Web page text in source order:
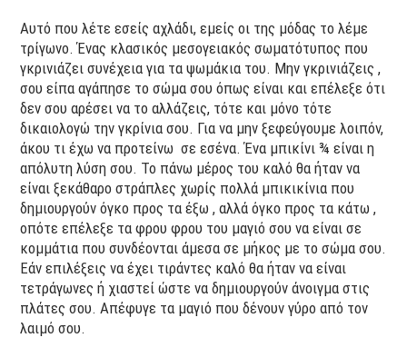
Αυτό που λέτε εσείς αχλάδι, εμείς οι της μόδας το λέμε
τρίγωνο. Ένας κλασικός μεσογειακός σωματότυπος που
γκρινιάζει συνέχεια για τα ψωμάκια του. Μην γκρινιάζεις ,
σου είπα αγάπησε το σώμα σου όπως είναι και επέλεξε ότι
δεν σου αρέσει να το αλλάζεις, τότε και μόνο τότε
δικαιολογώ την γκρίνια σου. Για να μην ξεφεύγουμε λοιπόν,
άκου τι έχω να προτείνω σε εσένα. Ένα μπικίνι ¾ είναι η
απόλυτη λύση σου. Το πάνω μέρος του καλό θα ήταν να
είναι ξεκάθαρο στράπλες χωρίς πολλά μπικικίνια που
δημιουργούν όγκο προς τα έξω , αλλά όγκο προς τα κάτω ,
οπότε επέλεξε τα φρου φρου του μαγιό σου να είναι σε
κομμάτια που συνδέονται άμεσα σε μήκος με το σώμα σου.
Εάν επιλέξεις να έχει τιράντες καλό θα ήταν να είναι
τετράγωνες ή χιαστεί ώστε να δημιουργούν άνοιγμα στις
πλάτες σου. Απέφυγε τα μαγιό που δένουν γύρο από τον
λαιμό σου.